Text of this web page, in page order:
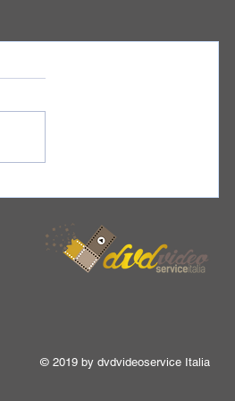
© 2019 by dvdvideoservice Italia